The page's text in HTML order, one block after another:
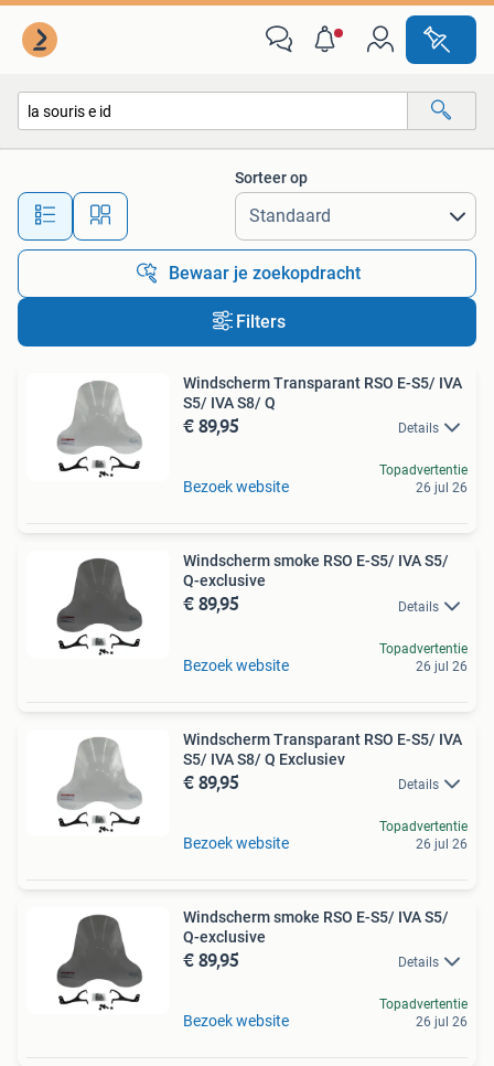
Alle afstanden…
Sorteer op
Bewaar je zoekopdracht
Filters
Windscherm Transparant RSO E-S5/ IVA
S5/ IVA S8/ Q
€ 89,95 Details
Bezoek website
Topadvertentie
26 jul 26
Windscherm smoke RSO E-S5/ IVA S5/
Q-exclusive
€ 89,95 Details
Bezoek website
Topadvertentie
26 jul 26
Windscherm Transparant RSO E-S5/ IVA
S5/ IVA S8/ Q Exclusiev
€ 89,95 Details
Bezoek website
Topadvertentie
26 jul 26
Windscherm smoke RSO E-S5/ IVA S5/
Q-exclusive
€ 89,95 Details
Bezoek website
Topadvertentie
26 jul 26